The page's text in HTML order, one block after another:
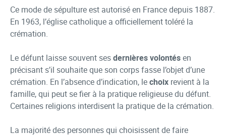
Ce mode de sépulture est autorisé en France depuis 1887.
En 1963, l’église catholique a officiellement toléré la
crémation.
Le défunt laisse souvent sesdernières volontésen
précisant s’il souhaite que son corps fasse l’objet d’une
crémation. En l’absence d’indication, lechoix revient à la
famille, qui peut se fier à la pratique religieuse du défunt.
Certaines religions interdisent la pratique de la crémation.
La majorité des personnes qui choisissent de faire